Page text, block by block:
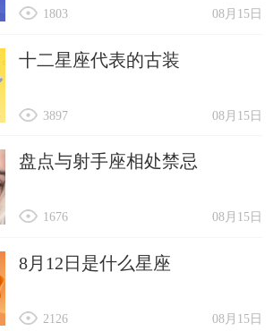
08月15日
1803
十二星座代表的古装
08月15日
3897
盘点与射手座相处禁忌
08月15日
1676
8月12日是什么星座
08月15日
2126